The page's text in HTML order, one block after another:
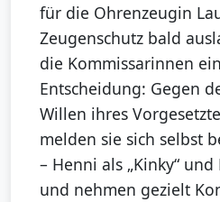
für die Ohrenzeugin
Zeugenschutz bald
die Kommissarinnen
Entscheidung: Gegen
Willen ihres
melden sie sich selbst
– Henni als „Kinky“ und
und nehmen gezielt